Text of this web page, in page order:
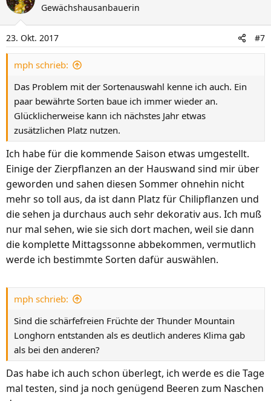
Gewächshausanbauerin
23. Okt. 2017 #7
mph schrieb:
Das Problem mit der Sortenauswahl kenne ich auch. Ein
paar bewährte Sorten baue ich immer wieder an.
Glücklicherweise kann ich nächstes Jahr etwas
zusätzlichen Platz nutzen.
Ich habe für die kommende Saison etwas umgestellt.
Einige der Zierpflanzen an der Hauswand sind mir über
geworden und sahen diesen Sommer ohnehin nicht
mehr so toll aus, da ist dann Platz für Chilipflanzen und
die sehen ja durchaus auch sehr dekorativ aus. Ich muß
nur mal sehen, wie sie sich dort machen, weil sie dann
die komplette Mittagssonne abbekommen, vermutlich
werde ich bestimmte Sorten dafür auswählen.
mph schrieb:
Sind die schärfefreien Früchte der Thunder Mountain
Longhorn entstanden als es deutlich anderes Klima gab
als bei den anderen?
Das habe ich auch schon überlegt, ich werde es die Tage
mal testen, sind ja noch genügend Beeren zum Naschen